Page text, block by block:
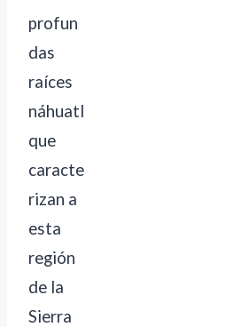
profun
das
raíces
náhuatl
que
caracte
rizan a
esta
región
de la
Sierra